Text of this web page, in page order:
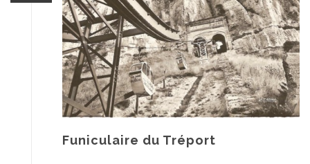
Funiculaire du Tréport